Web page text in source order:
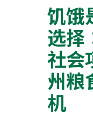
饥饿
选择
社会
州粮
机